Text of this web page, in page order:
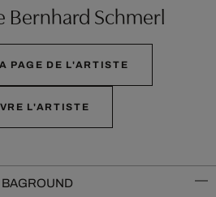
Bernhard Schmerl
PAGE DE L'ARTISTE
L'ARTISTE